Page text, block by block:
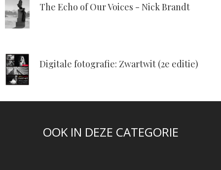
The Echo of Our Voices - Nick Brandt
Digitale fotografie: Zwartwit (2e editie)
OOK IN DEZE CATEGORIE